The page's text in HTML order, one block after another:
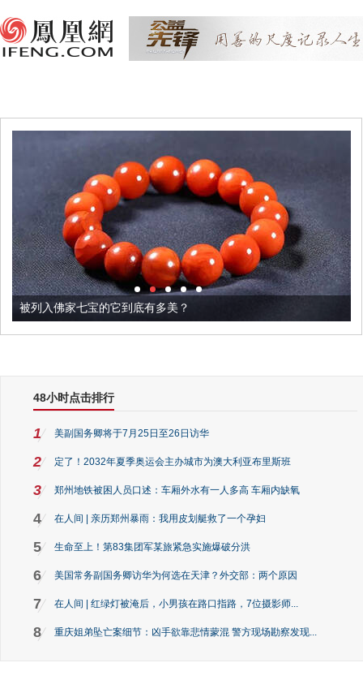
被列入佛家七宝的它到底有多美？
48小时点击排行
1 美副国务卿将于7月25日至26日访华
2 定了！2032年夏季奥运会主办城市为澳大利亚布里斯班
3 郑州地铁被困人员口述：车厢外水有一人多高 车厢内缺氧
4 在人间 | 亲历郑州暴雨：我用皮划艇救了一个孕妇
5 生命至上！第83集团军某旅紧急实施爆破分洪
6 美国常务副国务卿访华为何选在天津？外交部：两个原因
7 在人间 | 红绿灯被淹后，小男孩在路口指路，7位摄影师...
8 重庆姐弟坠亡案细节：凶手欲靠悲情蒙混 警方现场勘察发现...